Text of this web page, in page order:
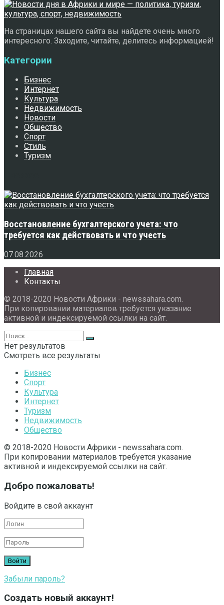
На страницах нашего сайта вы найдете очень много
интересного. Заходите, читайте, делитесь информацией!
Категории
Бизнес
Интернет
Культура
Недвижимость
Новости
Общество
Спорт
Стиль
Туризм
Восстановление бухгалтерского учета: что
требуется как действовать и что учесть
07.08.2026
Главная
Контакты
© 2018-2020 Новости Африки - newssahara.com.
При копировании материалов требуется указание
активной и индексируемой ссылки на сайт.
Нет результатов
Смотреть все результаты
Бизнес
Спорт
Культура
Интернет
Туризм
Недвижимость
Общество
© 2018-2020 Новости Африки - newssahara.com.
При копировании материалов требуется указание
активной и индексируемой ссылки на сайт.
Добро пожаловать!
Войдите в свой аккаунт
Забыли пароль?
Создать новый аккаунт!